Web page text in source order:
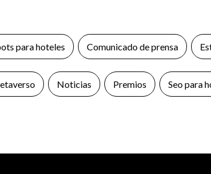
para hoteles Comunicado de prensa
Noticias Premios Seo para